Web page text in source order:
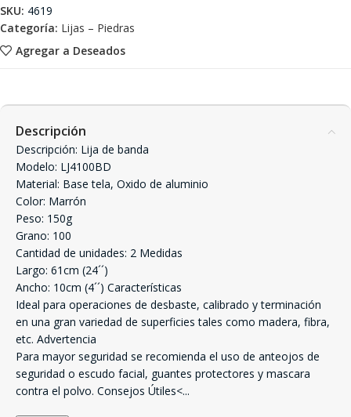
Agregar a Deseados
SKU: 4619
Categoría: Lijas – Piedras
Descripción
Descripción: Lija de banda
Modelo: LJ4100BD
Material: Base tela, Oxido de aluminio
Color: Marrón
Peso: 150g
Grano: 100
Cantidad de unidades: 2 Medidas
Largo: 61cm (24´´)
Ancho: 10cm (4´´) Características
Ideal para operaciones de desbaste, calibrado y terminación
en una gran variedad de superficies tales como madera, fibra,
etc. Advertencia
Para mayor seguridad se recomienda el uso de anteojos de
seguridad o escudo facial, guantes protectores y mascara
contra el polvo. Consejos Útiles<...